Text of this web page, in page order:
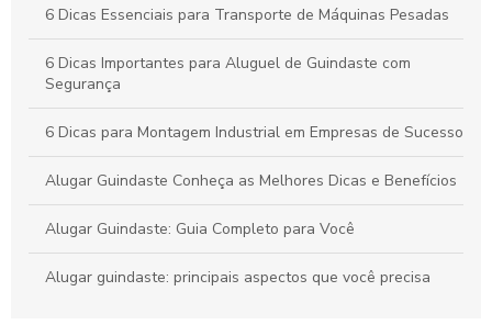
6 Dicas Essenciais para Transporte de Máquinas Pesadas
6 Dicas Importantes para Aluguel de Guindaste com
Segurança
6 Dicas para Montagem Industrial em Empresas de Sucesso
Alugar Guindaste Conheça as Melhores Dicas e Benefícios
Alugar Guindaste: Guia Completo para Você
Alugar guindaste: principais aspectos que você precisa